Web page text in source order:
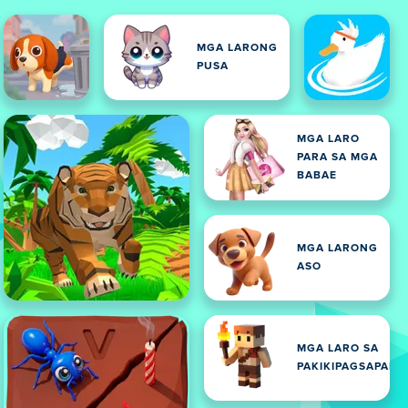
MGA LARONG
PUSA
MGA LARO
PARA SA MGA
BABAE
MGA LARONG
ASO
MGA LARO SA